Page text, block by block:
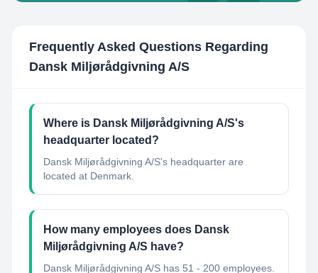
Frequently Asked Questions Regarding
Dansk Miljørådgivning A/S
Where is Dansk Miljørådgivning A/S's
headquarter located?
Dansk Miljørådgivning A/S's headquarter are
located at Denmark.
How many employees does Dansk
Miljørådgivning A/S have?
Dansk Miljørådgivning A/S has 51 - 200 employees.